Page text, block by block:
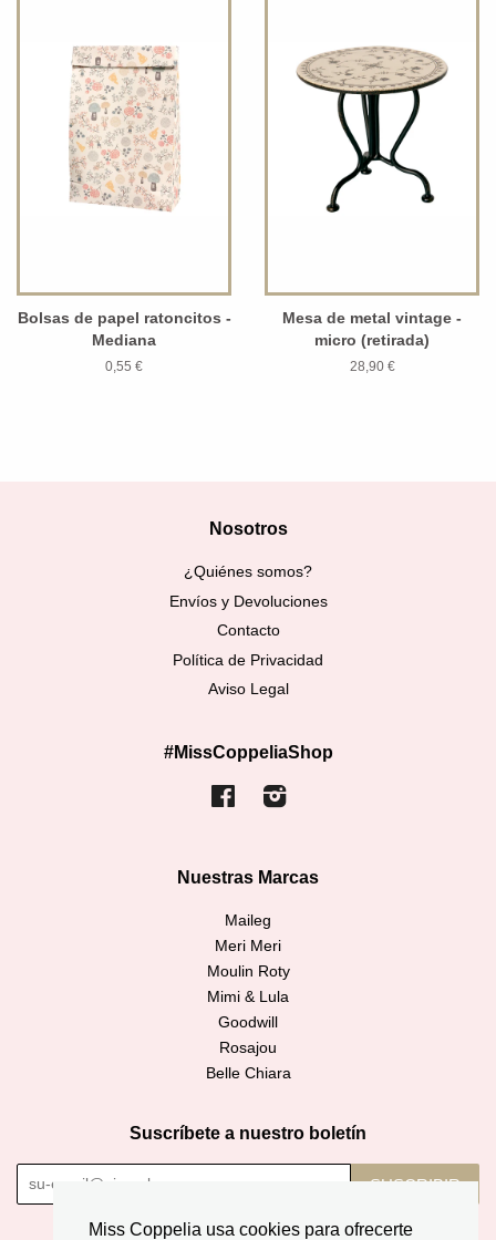
Miss Coppelia usa cookies para ofrecerte
Bolsas de papel ratoncitos -
Mediana
0,55 €
Mesa de metal vintage -
micro (retirada)
28,90 €
Nosotros
¿Quiénes somos?
Envíos y Devoluciones
Contacto
Política de Privacidad
Aviso Legal
#MissCoppeliaShop
FacebookInstagram
Nuestras Marcas
Maileg
Meri Meri
Moulin Roty
Mimi & Lula
Goodwill
Rosajou
Belle Chiara
Suscríbete a nuestro boletín
SUSCRIBIR